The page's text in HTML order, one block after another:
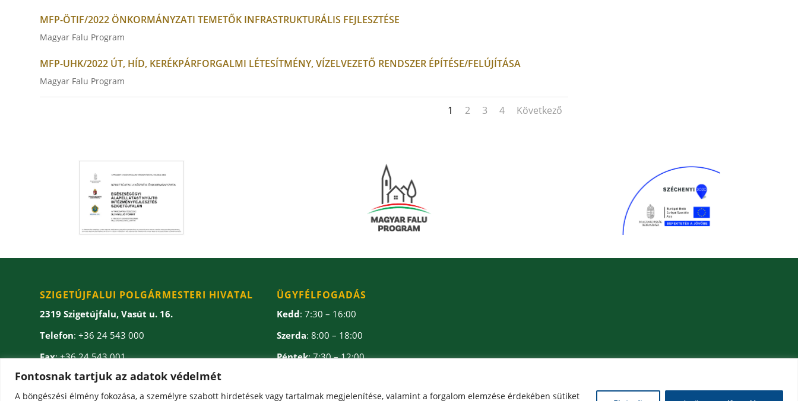
Fontosnak tartjuk az adatok védelmét
A böngészési élmény fokozása, a személyre szabott hirdetések vagy tartalmak megjelenítése, valamint a forgalom elemzése érdekében sütiket
MFP-ÖTIF/2022 ÖNKORMÁNYZATI TEMETŐK INFRASTRUKTURÁLIS FEJLESZTÉSE
Magyar Falu Program
MFP-UHK/2022 ÚT, HÍD, KERÉKPÁRFORGALMI LÉTESÍTMÉNY, VÍZELVEZETŐ RENDSZER ÉPÍTÉSE/FELÚJÍTÁSA
Magyar Falu Program
1 2 3 4 Következő
SZIGETÚJFALUI POLGÁRMESTERI HIVATAL
2319 Szigetújfalu, Vasút u. 16.
Telefon: +36 24 543 000
Fax: +36 24 543 001
E-mail: onkormanyzat(kukac)szigetujfalu.hu
ÜGYFÉLFOGADÁS
Kedd: 7:30 – 16:00
Szerda: 8:00 – 18:00
Péntek: 7:30 – 12:00